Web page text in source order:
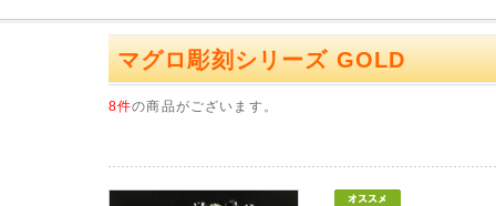
マグロ彫刻シリーズ GOLD
8件の商品がございます。